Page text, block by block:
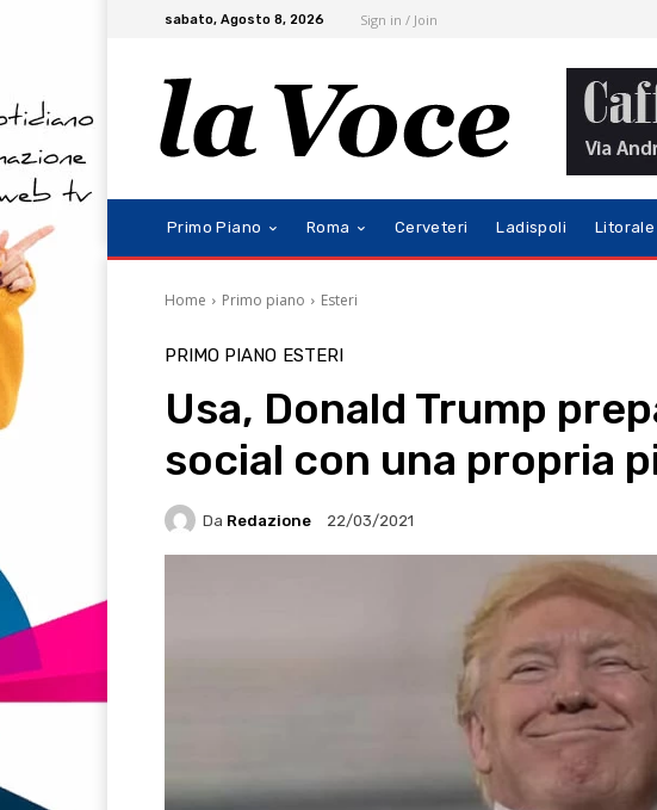
sabato, Agosto 8, 2026 Sign in / Join
Primo Piano Roma Cerveteri Ladispoli Litorale
Home Primo piano Esteri
PRIMO PIANO ESTERI
Usa, Donald Trump
social con una propria
Da Redazione 22/03/2021